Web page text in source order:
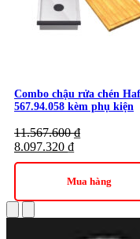
Combo chậu rửa chén
567.94.058 kèm phụ kiện
11.567.600₫
8.097.320 ₫
Mua hàng